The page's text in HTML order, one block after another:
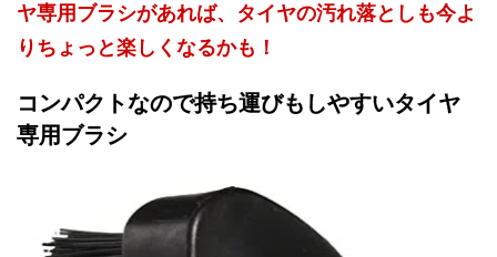
ヤ専用ブラシがあれば、タイヤの汚れ落としも今よ
りちょっと楽しくなるかも！
コンパクトなので持ち運びもしやすいタイヤ
専用ブラシ